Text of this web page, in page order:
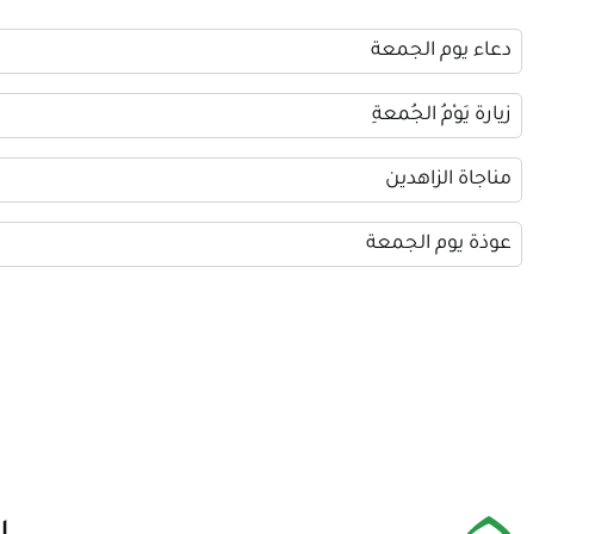
دعاء يوم الجمعة
زيارة يَوْمُ الجُمعةِ
مناجاة الزاهدين
عوذة يوم الجمعة